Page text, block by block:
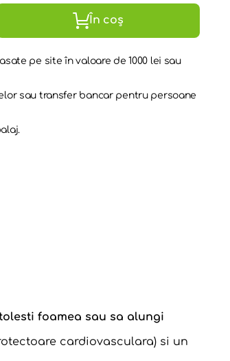
În coș
pe site în valoare de 1000 lei sau
sau transfer bancar pentru persoane
foamea sau sa alungi
cardiovasculara) si un